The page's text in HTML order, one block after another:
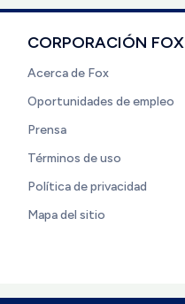
CORPORACIÓN FOX
Acerca de Fox
Oportunidades de empleo
Prensa
Términos de uso
Política de privacidad
Mapa del sitio